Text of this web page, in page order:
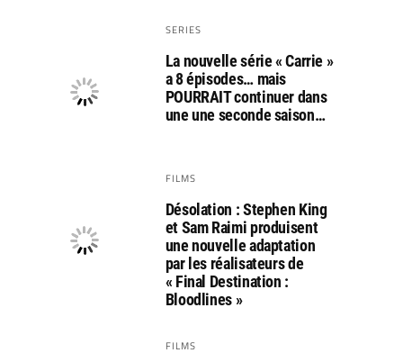
SERIES
La nouvelle série « Carrie »
a 8 épisodes… mais
POURRAIT continuer dans
une une seconde saison…
FILMS
Désolation : Stephen King
et Sam Raimi produisent
une nouvelle adaptation
par les réalisateurs de
« Final Destination :
Bloodlines »
FILMS